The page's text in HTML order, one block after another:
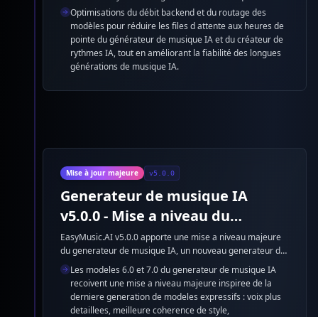
Optimisations du débit backend et du routage des
modèles pour réduire les files d attente aux heures de
pointe du générateur de musique IA et du créateur de
rythmes IA, tout en améliorant la fiabilité des longues
générations de musique IA.
Mise à jour majeure v5.0.0
Generateur de musique IA
v5.0.0 - Mise a niveau du
modele, generateur de videos
musicales IA et Google Lyria 3
EasyMusic.AI v5.0.0 apporte une mise a niveau majeure
du generateur de musique IA, un nouveau generateur de
videos musicales IA pour creer des videos de chanteur,
ainsi que l integration de Google Lyria 3. Cette version
ameliore la qualite du generateur de chansons IA, le
controle de chanson IA et l efficacite de musique IA.
Les modeles 6.0 et 7.0 du generateur de musique IA
recoivent une mise a niveau majeure inspiree de la
derniere generation de modeles expressifs : voix plus
detaillees, meilleure coherence de style,